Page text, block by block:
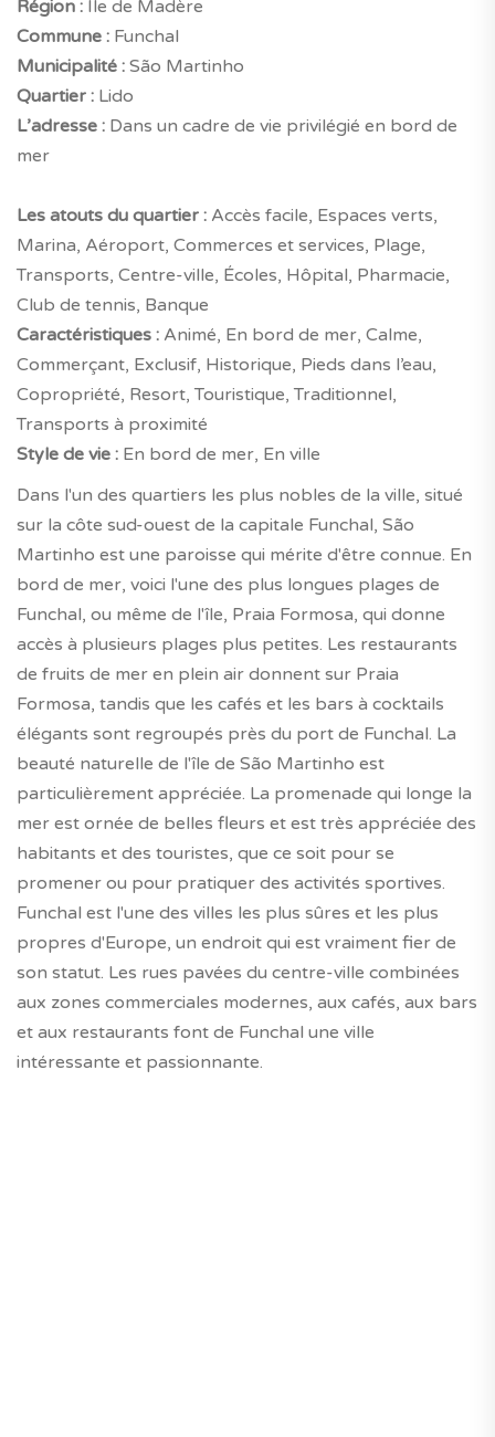
Région : Île de Madère
Commune : Funchal
Municipalité : São Martinho
Quartier : Lido
L’adresse : Dans un cadre de vie privilégié en bord de
mer
Les atouts du quartier : Accès facile, Espaces verts,
Marina, Aéroport, Commerces et services, Plage,
Transports, Centre-ville, Écoles, Hôpital, Pharmacie,
Club de tennis, Banque
Caractéristiques : Animé, En bord de mer, Calme,
Commerçant, Exclusif, Historique, Pieds dans l’eau,
Copropriété, Resort, Touristique, Traditionnel,
Transports à proximité
Style de vie : En bord de mer, En ville
Dans l'un des quartiers les plus nobles de la ville, situé
sur la côte sud-ouest de la capitale Funchal, São
Martinho est une paroisse qui mérite d'être connue. En
bord de mer, voici l'une des plus longues plages de
Funchal, ou même de l'île, Praia Formosa, qui donne
accès à plusieurs plages plus petites. Les restaurants
de fruits de mer en plein air donnent sur Praia
Formosa, tandis que les cafés et les bars à cocktails
élégants sont regroupés près du port de Funchal. La
beauté naturelle de l'île de São Martinho est
particulièrement appréciée. La promenade qui longe la
mer est ornée de belles fleurs et est très appréciée des
habitants et des touristes, que ce soit pour se
promener ou pour pratiquer des activités sportives.
Funchal est l'une des villes les plus sûres et les plus
propres d'Europe, un endroit qui est vraiment fier de
son statut. Les rues pavées du centre-ville combinées
aux zones commerciales modernes, aux cafés, aux bars
et aux restaurants font de Funchal une ville
intéressante et passionnante.